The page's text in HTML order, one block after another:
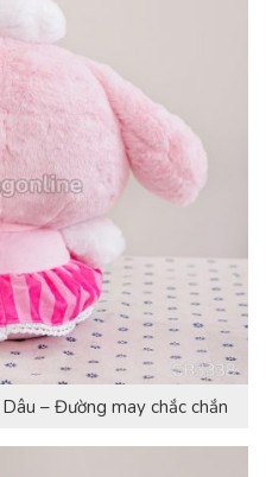
– Đường may chắc chắn